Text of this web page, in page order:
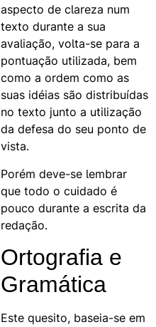
aspecto de clareza num
texto durante a sua
avaliação, volta-se para a
pontuação utilizada, bem
como a ordem como as
suas idéias são distribuídas
no texto junto a utilização
da defesa do seu ponto de
vista.
Porém deve-se lembrar
que todo o cuidado é
pouco durante a escrita da
redação.
Ortografia e
Gramática
Este quesito, baseia-se em